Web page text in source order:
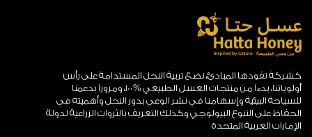
كشركة تقودها المبادئ، نضع تربية النحل المستدامة على رأس
أولوياتنا، بدءاً من منتجات العسل الطبيعي %100، ومروراً بدعمنا
للسياحة البيئية وإسهامنا في نشر الوعي بدور النحل وأهميته في
الحفاظ على التنوع البيولوجي وكذلك التعريف بالثروات الزراعية لدولة
الإمارات العربية المتحدة